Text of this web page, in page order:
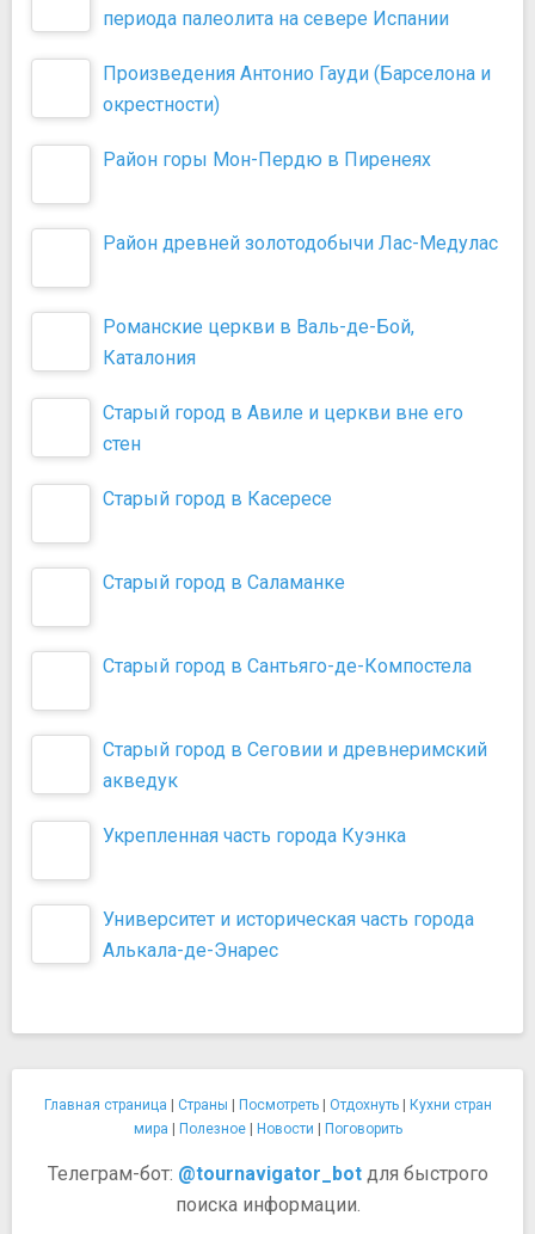
периода палеолита на севере Испании
Произведения Антонио Гауди (Барселона и
окрестности)
Район горы Мон-Пердю в Пиренеях
Район древней золотодобычи Лас-Медулас
Романские церкви в Валь-де-Бой,
Каталония
Старый город в Авиле и церкви вне его
стен
Старый город в Касересе
Старый город в Саламанке
Старый город в Сантьяго-де-Компостела
Старый город в Сеговии и древнеримский
акведук
Укрепленная часть города Куэнка
Университет и историческая часть города
Алькала-де-Энарес
Главная страница Страны Посмотреть| Отдохнуть|
Кухни стран
мира
Полезное| Новости Поговорить
Телеграм-бот: @tournavigator_botдля быстрого
поиска информации.